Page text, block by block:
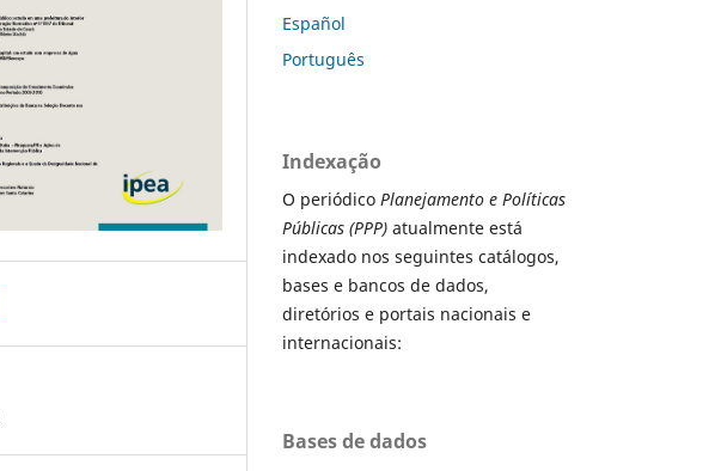
Español
Português
Indexação
O periódico Planejamento e Políticas
Públicas (PPP) atualmente está
indexado nos seguintes catálogos,
bases e bancos de dados,
diretórios e portais nacionais e
internacionais:
Bases de dados